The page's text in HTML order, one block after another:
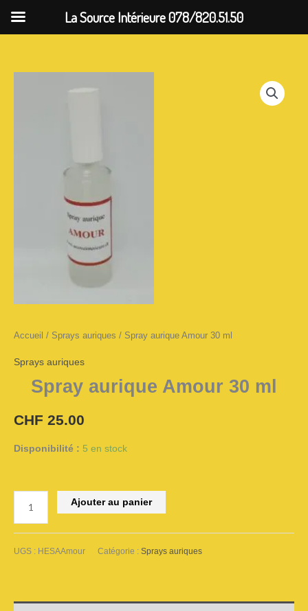
Aller
Accueil / Sprays auriques / Spray aurique Amour 30 ml
Sprays auriques
Spray aurique Amour 30 ml
CHF 25.00
Disponibilité : 5 en stock
Ajouter au panier
UGS : HESAAmour Catégorie : Sprays auriques
La Source Intérieure 078/820.51.50